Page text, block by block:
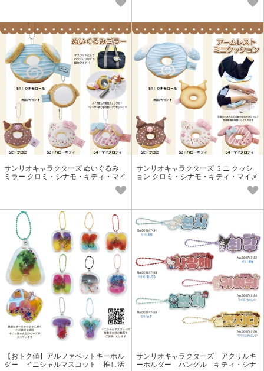
サンリオキャラクターズ ぬいぐるみ
ミラー クロミ・シナモ・キティ・マイ
サンリオキャラクターズ ミニ クッシ
ョン クロミ・シナモ・キティ・マイメ
【おトク値】アルファベットキーホル
ダー イニシャルマスコット 推し活
サンリオキャラクターズ アクリルキ
ーホルダー ハングル キティ・シナ